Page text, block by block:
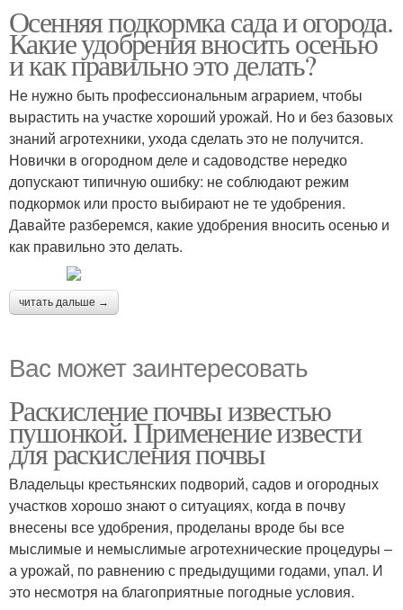
Осенняя подкормка сада и огорода.
Какие удобрения вносить осенью
и как правильно это делать?
Не нужно быть профессиональным аграрием, чтобы
вырастить на участке хороший урожай. Но и без базовых
знаний агротехники, ухода сделать это не получится.
Новички в огородном деле и садоводстве нередко
допускают типичную ошибку: не соблюдают режим
подкормок или просто выбирают не те удобрения.
Давайте разберемся, какие удобрения вносить осенью и
как правильно это делать.
читать дальше →
Вас может заинтересовать
Раскисление почвы известью
пушонкой. Применение извести
для раскисления почвы
Владельцы крестьянских подворий, садов и огородных
участков хорошо знают о ситуациях, когда в почву
внесены все удобрения, проделаны вроде бы все
мыслимые и немыслимые агротехнические процедуры –
а урожай, по равнению с предыдущими годами, упал. И
это несмотря на благоприятные погодные условия.